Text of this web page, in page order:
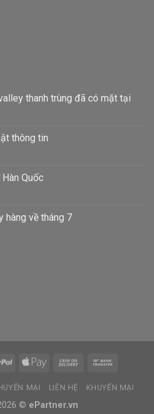
thanh trùng đã có mặt tại
thông tin
Quốc
hàng về tháng 7
MẠI LIÊN HỆ KHUYẾN MẠI
© ePartner.vn